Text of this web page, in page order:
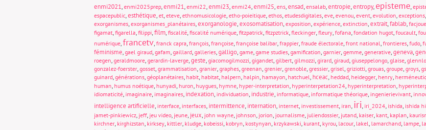
enmi2021, enmi2025prep,enmi21, enmi22,enmi23, enmi24,enmi25, ens,ensad, ensalab,entropie,entropy, episteme,
espacepublic,esthétique, et, eteve, ethnomusicologie, etho-poieitique, ethos, etudesdigitales, eve, evenou, event, evolution, exceptions,
exorganismes, exorganismes_planétaires,exorganologie,exosomatisation, exposition, expérience, extinction,extrait,fablab,
figamat, figarella, filippi,film, fiscalité, fiscalité numérique, fitzpatrick, fitzpztrick, fleckinger, fleury, fofana, fondation hugot, foucault,
numérique,francetv, franck capra, françois, françoise, françoise balibar, frappier, fraude électorale, front national, frontieres, fudo,
féminisme, gael giraud, gafam, gaillard, galleries,galligo, game, game studies, gamification, garnier, gemme, generative,geneva,
roegen, geraldmoore, gerardin-laverge,geste, giacomogilmozzi, gigandet, gilbert, gilmozzi, girard, giraud, giuseppelongo, glaise,
gonzalez-foerster, gosset, grammatisation, granier, graphes, greenan, grenier, grenoble, gressier, grisel, griziotti, grouas, groupe, groys,
guinard, générations, géoplanétaires, habit, habitat, halpern, halpin, hamayon, hatchuel, hceac, heddad, heidegger, henry,
human, humus noétique, hunyadi, huron, huygues, hymne, hyper-interpretation, hyperinterpetation24, hyperinterpretation,
idiomaticité, imaginaire, imaginaires, indexation, individuation, industrie, informatique, informatique théorique, ingenierievivant,
intelligence artificielle, interface, interfaces, intermittence, internation, internet, investissement, iran, iri, iri_2024, ishida, ishida
jamet-pinkiewicz, jeff, jeu video, jeune, jeux, john wayne, johnson, jorion, journalisme, juliendossier, jutand, kaiser, kant, kaplan,
kirchner, kirghizstan, kirksey, kittler, kludge, kobeissi, kobryn, kostynyan, krzykawski, kurant, kyrou, lacour, lakel, lamarchand, lampe,